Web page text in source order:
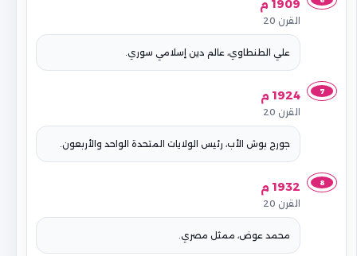
1909 م
القرن 20
علي الطنطاوي، عالم دين إسلامي سوري.
7 1924 م
القرن 20
جورج بوش الأب، رئيس الولايات المتحدة الواحد والأربعون.
8 1932 م
القرن 20
محمد عوض، ممثل مصري.